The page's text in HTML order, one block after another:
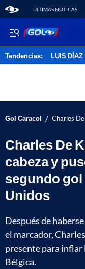
ÚLTIMAS NOTICAS
Tendencias: LUIS DÍAZ
Gol Caracol / Charles
Charles De
cabeza y
segundo
Unidos
Después de
el marcador,
presente para inflar
Bélgica.